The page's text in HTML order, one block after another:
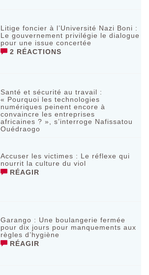
Litige foncier à l’Université Nazi Boni :
Le gouvernement privilégie le dialogue
pour une issue concertée
2 RÉACTIONS
Santé et sécurité au travail :
« Pourquoi les technologies
numériques peinent encore à
convaincre les entreprises
africaines ? », s’interroge Nafissatou
Ouédraogo
Accuser les victimes : Le réflexe qui
nourrit la culture du viol
RÉAGIR
Garango : Une boulangerie fermée
pour dix jours pour manquements aux
règles d’hygiène
RÉAGIR